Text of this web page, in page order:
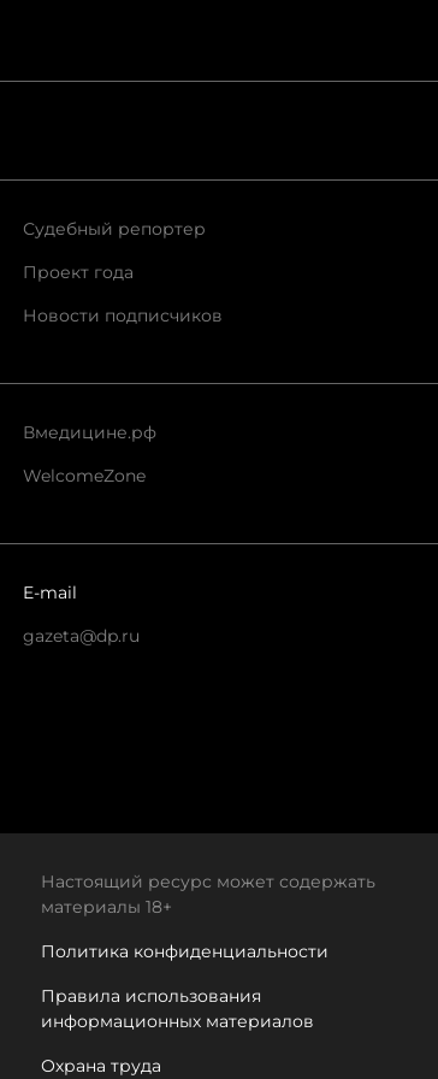
Судебный репортер
Проект года
Новости подписчиков
Вмедицине.рф
WelcomeZone
E-mail
gazeta@dp.ru
Настоящий ресурс может содержать
материалы 18+
Политика конфиденциальности
Правила использования
информационных материалов
Охрана труда